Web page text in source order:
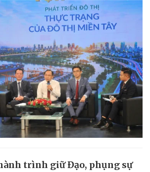
trình giữ Đạo, phụng sự